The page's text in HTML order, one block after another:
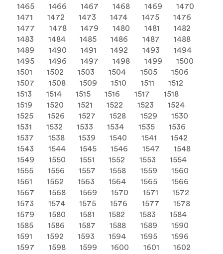
1465
1466 1467 1468 1469
1470
1471
1472 1473 1474 1475
1476
1477
1478 1479 1480 1481
1482
1483
1484 1485 1486 1487
1488
1489
1490 1491 1492 1493
1494
1495
1496 1497 1498 1499
1500
1501
1502 1503 1504 1505
1506
1507
1508 1509 1510 1511
1512
1513
1514 1515 1516 1517
1518
1519
1520 1521 1522 1523
1524
1525
1526 1527 1528 1529
1530
1531
1532 1533 1534 1535
1536
1537
1538 1539 1540 1541
1542
1543
1544 1545 1546 1547
1548
1549
1550 1551 1552 1553
1554
1555
1556 1557 1558 1559
1560
1561
1562 1563 1564 1565
1566
1567
1568 1569 1570 1571
1572
1573
1574 1575 1576 1577
1578
1579
1580 1581 1582 1583
1584
1585
1586 1587 1588 1589
1590
1591
1592 1593 1594 1595
1596
1597
1598 1599 1600 1601
1602